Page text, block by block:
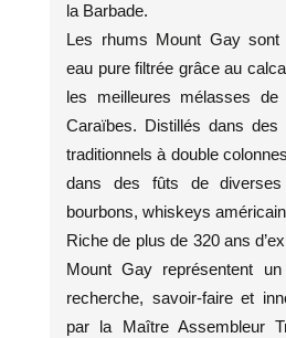
la Barbade.
Les rhums Mount Gay sont
eau pure filtrée grâce au
les meilleures mélasses
Caraïbes. Distillés dans
traditionnels à double
dans des fûts de diverses
bourbons, whiskeys
Riche de plus de 320 ans
Mount Gay représentent
recherche, savoir-faire et
par la Maître Assembleur